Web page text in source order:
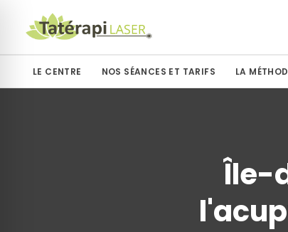
LE CENTRE NOS SÉANCES ET TARIFS LA
Île-